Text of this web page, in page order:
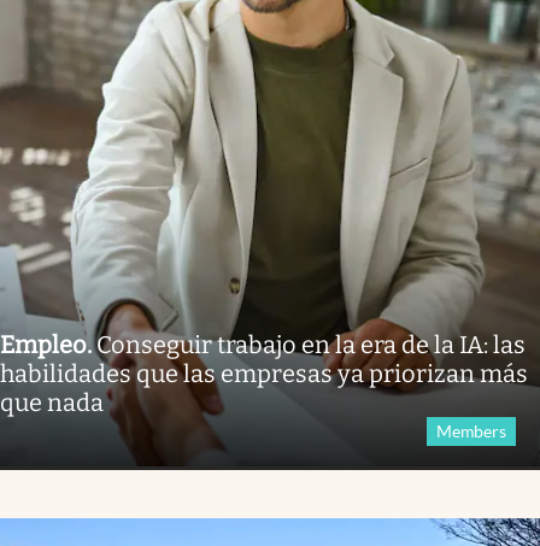
Empleo.Conseguir trabajo en la era de la IA: las
habilidades que las empresas ya priorizan más
que nada
Members